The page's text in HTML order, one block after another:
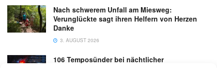
Nach schwerem Unfall am Miesweg:
Verunglückte sagt ihren Helfern von Herzen
Danke
3. AUGUST 2026
106 Temposünder bei nächtlicher